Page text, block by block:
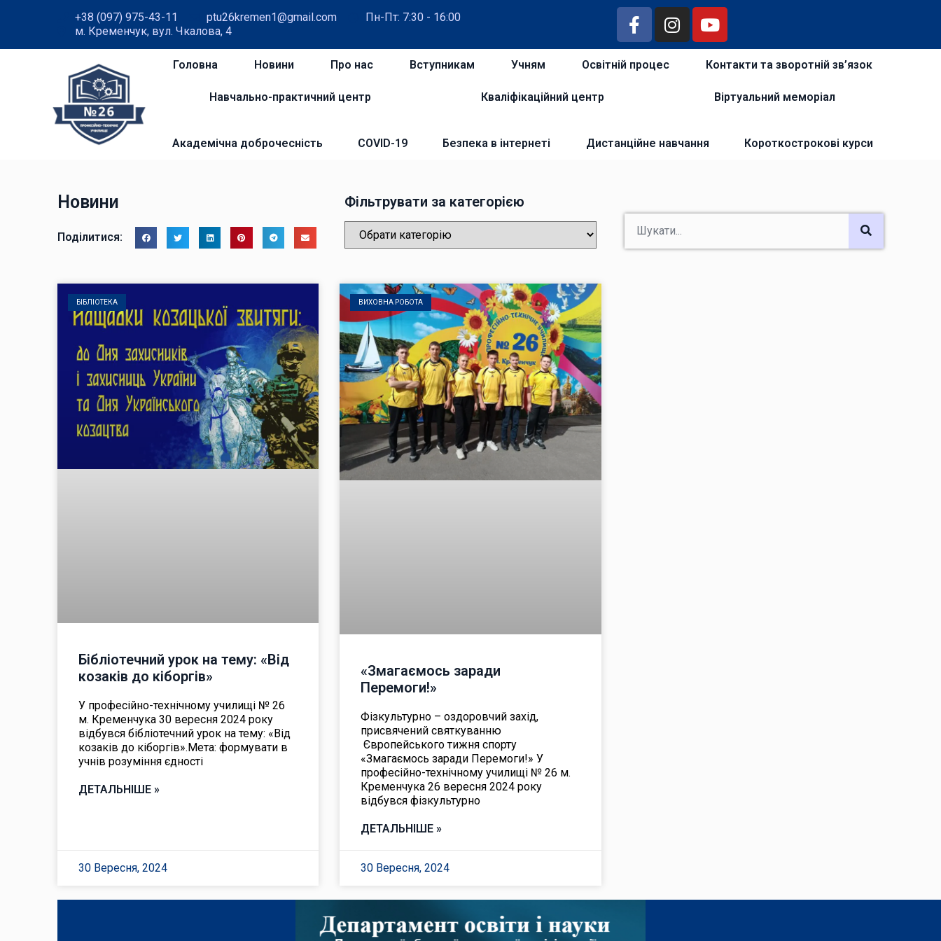
+38 (097) 975-43-11 ptu26kremen1@gmail.com
Пн-Пт: 7:30 - 16:00
м. Кременчук, вул. Чкалова, 4
Головна Новини Про нас Вступникам Учням Освітній процес Контакти та зворотній зв’язок
Навчально-практичний центр Кваліфікаційний центр Віртуальний меморіал
Академічна доброчесність COVID-19 Безпека в інтернеті Дистанційне навчання Короткострокові курси
Новини
Поділитися:
Фільтрувати за категорією
БІБЛІОТЕКА
Бібліотечний урок на тему: «Від
козаків до кіборгів»
У професійно-технічному училищі № 26
м. Кременчука 30 вересня 2024 року
відбувся бібліотечний урок на тему: «Від
козаків до кіборгів».Мета: формувати в
учнів розуміння єдності
ДЕТАЛЬНІШЕ »
30 Вересня, 2024
ВИХОВНА РОБОТА
«Змагаємось заради
Перемоги!»
Фізкультурно – оздоровчий захід,
присвячений святкуванню
Європейського тижня спорту
«Змагаємось заради Перемоги!» У
професійно-технічному училищі № 26 м.
Кременчука 26 вересня 2024 року
відбувся фізкультурно
ДЕТАЛЬНІШЕ »
30 Вересня, 2024